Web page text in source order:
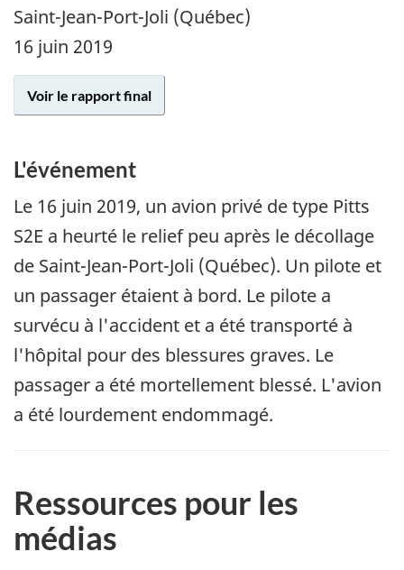
Saint-Jean-Port-Joli (Québec)
16 juin 2019
Voir le rapport final
L'événement
Le 16 juin 2019, un avion privé de type Pitts
S2E a heurté le relief peu après le décollage
de Saint-Jean-Port-Joli (Québec). Un pilote et
un passager étaient à bord. Le pilote a
survécu à l'accident et a été transporté à
l'hôpital pour des blessures graves. Le
passager a été mortellement blessé. L'avion
a été lourdement endommagé.
Ressources pour les
médias